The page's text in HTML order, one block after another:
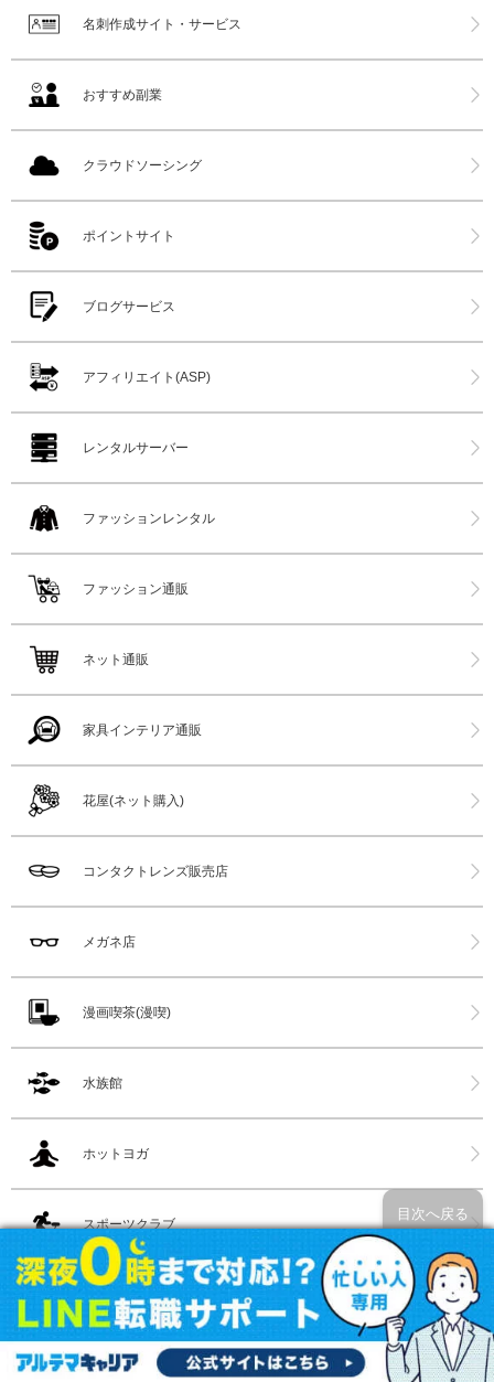
名刺作成サイト・サービス
おすすめ副業
クラウドソーシング
ポイントサイト
ブログサービス
アフィリエイト(ASP)
レンタルサーバー
ファッションレンタル
ファッション通販
ネット通販
家具インテリア通販
花屋(ネット購入)
コンタクトレンズ販売店
メガネ店
漫画喫茶(漫喫)
水族館
ホットヨガ
スポーツクラブ
都内サウナ
全国サウナ
目次へ戻る